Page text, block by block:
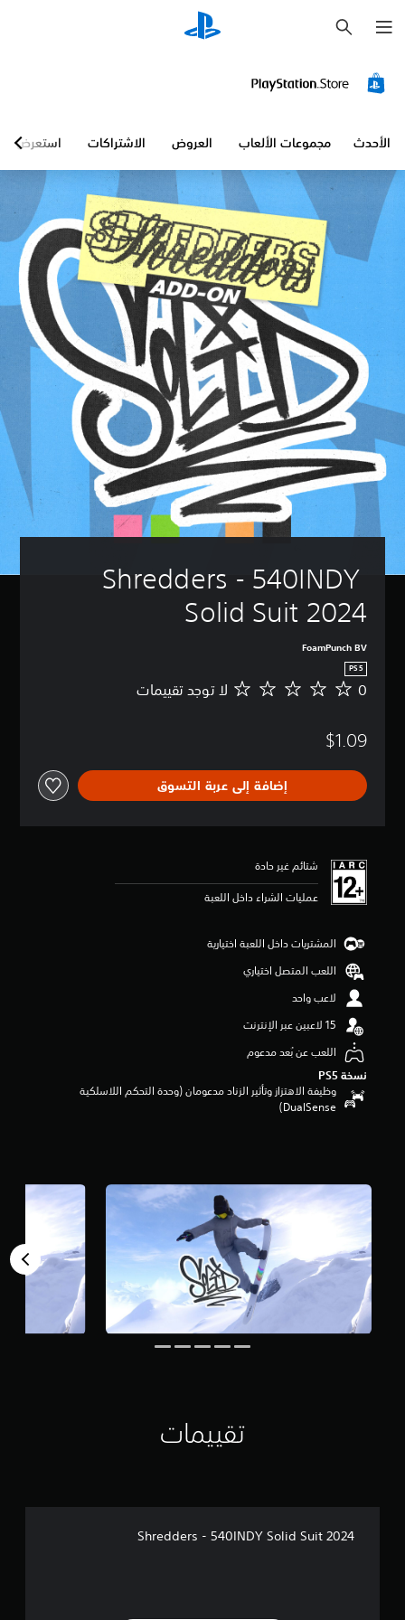
ح
ث
الأحدث مجموعات الألعاب العروض الاشتراكات استعرض
Shredders - 540INDY
Solid Suit 2024
FoamPunch BV
PS5
ل
و
د
ت
ا
ت
0 لا توجد تقييمات
$1.09
إضافة إلى عربة التسوق
شتائم غير حادة
عمليات الشراء داخل اللعبة
المشتريات داخل اللعبة اختيارية
اللعب المتصل اختياري
لاعب واحد
اللعب عن بُعد مدعوم
نسخة PS5‏
وظيفة الاهتزاز وتأثير الزناد مدعومان (وحدة التحكم اللاسلكية
DualSense‏)
تقييمات
Shredders - 540INDY Solid Suit 2024